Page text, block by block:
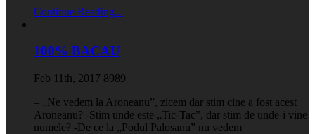
Continue Reading...
100% BACAU
Feb 11th, 2017 8989
– „Ne vedem la Aroneanu”, zicem dar stim cine a fost acest
Aroneanu? -Stim unde este „Tic-Tac”, dar stim de unde-i vine
numele? -De ce la „Podul Palosanu” nu vedem